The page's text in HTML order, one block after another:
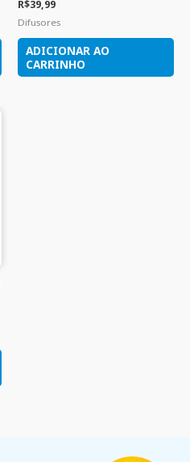
R$39,99
Difusores
ADICIONAR AO
CARRINHO